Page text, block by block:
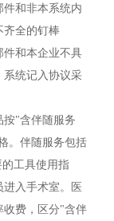
件和非本系统内
齐全的钉棒
件和本企业不具
系统记入协议采
按"含伴随服务
。伴随服务包括
工具使用指
入手术室。医
收费，区分"含伴